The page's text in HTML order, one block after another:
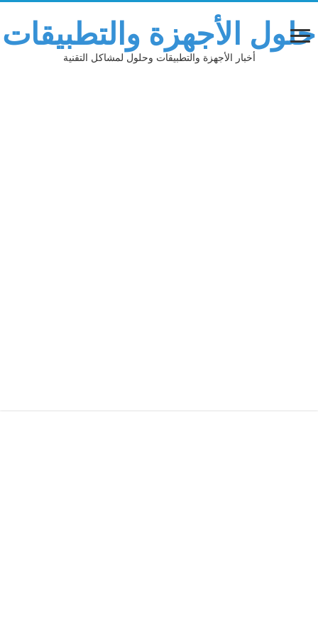
الأجهزة والتطبيقات
أخبار الأجهزة والتطبيقات وحلول لمشاكل التقنية